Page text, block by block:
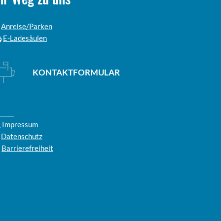
Anreise/Parken
E-Ladesäulen
KONTAKTFORMULAR
Impressum
Datenschutz
Barrierefreiheit